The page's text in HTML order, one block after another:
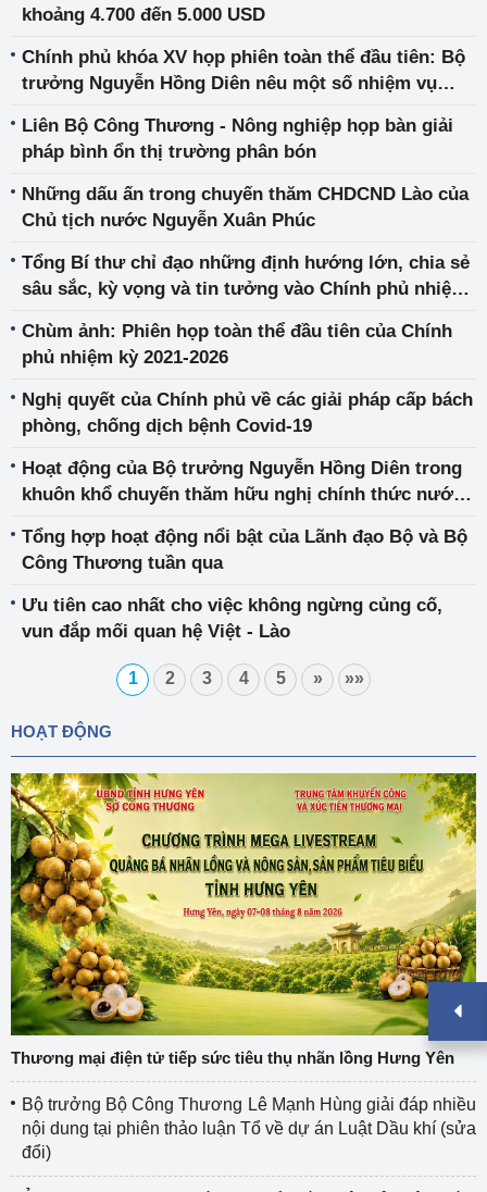
khoảng 4.700 đến 5.000 USD
Chính phủ khóa XV họp phiên toàn thể đầu tiên: Bộ
trưởng Nguyễn Hồng Diên nêu một số nhiệm vụ
Liên Bộ Công Thương - Nông nghiệp họp bàn giải
pháp bình ổn thị trường phân bón
Những dấu ấn trong chuyến thăm CHDCND Lào của
Chủ tịch nước Nguyễn Xuân Phúc
Tổng Bí thư chỉ đạo những định hướng lớn, chia sẻ
sâu sắc, kỳ vọng và tin tưởng vào Chính phủ nhiệm
Chùm ảnh: Phiên họp toàn thể đầu tiên của Chính
phủ nhiệm kỳ 2021-2026
Nghị quyết của Chính phủ về các giải pháp cấp bách
phòng, chống dịch bệnh Covid-19
Hoạt động của Bộ trưởng Nguyễn Hồng Diên trong
khuôn khổ chuyến thăm hữu nghị chính thức nước
Nguyễn Xuân Phúc
Tổng hợp hoạt động nổi bật của Lãnh đạo Bộ và Bộ
Công Thương tuần qua
Ưu tiên cao nhất cho việc không ngừng củng cố,
vun đắp mối quan hệ Việt - Lào
1 2 3 4 5 » »»
HOẠT ĐỘNG
Thương mại điện tử tiếp sức tiêu thụ nhãn lồng Hưng Yên
Bộ trưởng Bộ Công Thương Lê Mạnh Hùng giải đáp nhiều
nội dung tại phiên thảo luận Tổ về dự án Luật Dầu khí (sửa
đổi)